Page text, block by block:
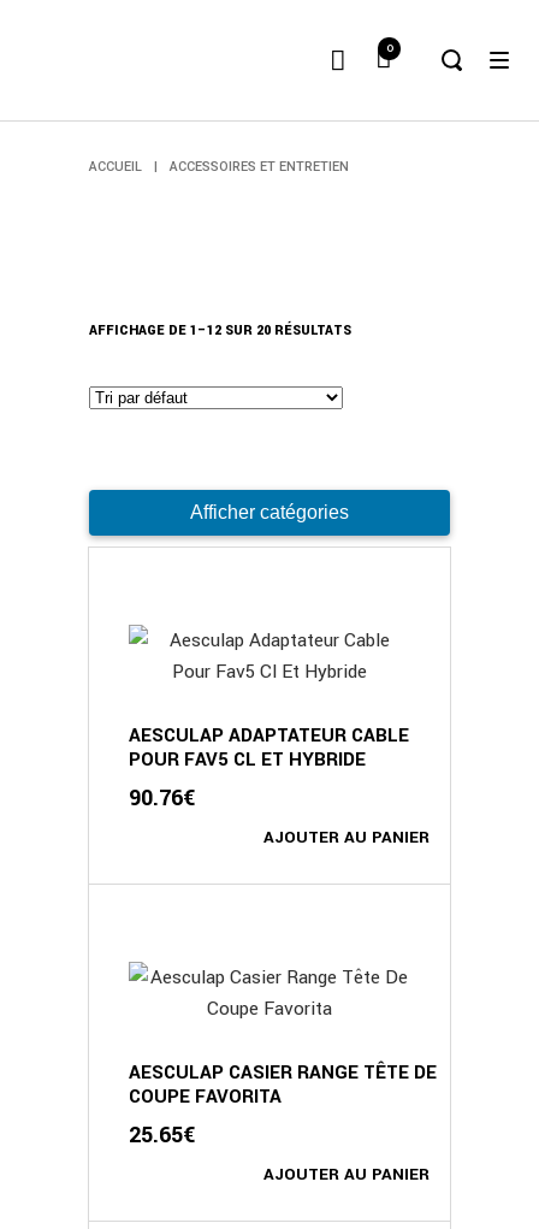
0
ACCUEIL | ACCESSOIRES ET ENTRETIEN
AFFICHAGE DE 1–12 SUR 20 RÉSULTATS
Afficher catégories
AJOUTER AU PANIER
AESCULAP ADAPTATEUR CABLE
POUR FAV5 CL ET HYBRIDE
90.76€
AJOUTER AU PANIER
AESCULAP CASIER RANGE TÊTE DE
COUPE FAVORITA
25.65€